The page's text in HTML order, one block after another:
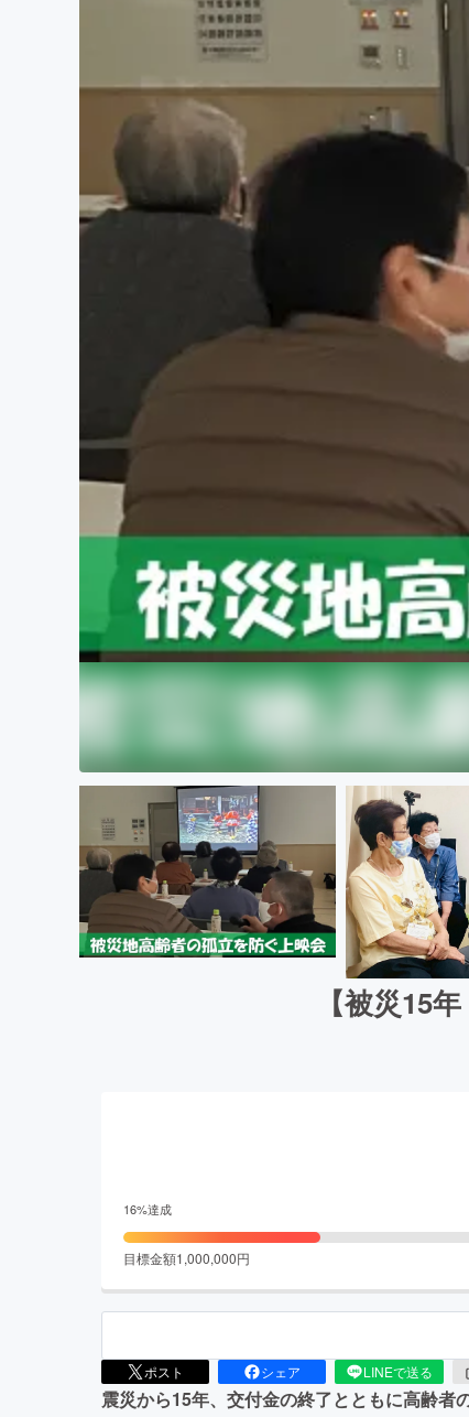
【被災15
16%達成
目標金額1,000,000円
ポスト シェア LINEで送る
震災から15年、交付金の終了とともに高齢